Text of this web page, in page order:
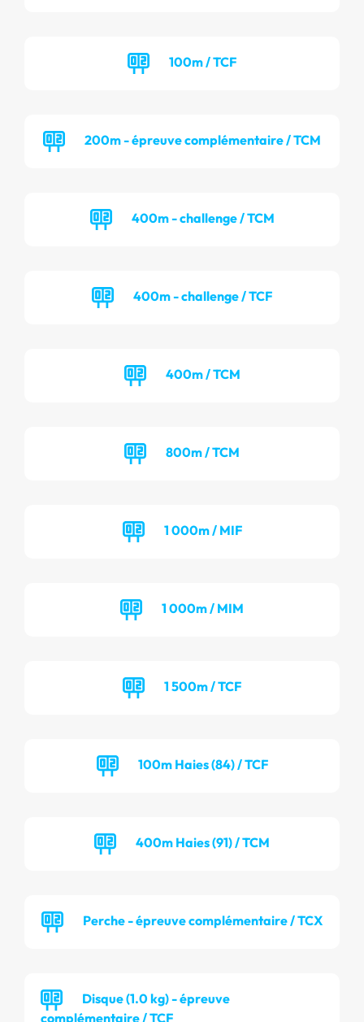
100m / TCF
200m - épreuve complémentaire / TCM
400m - challenge / TCM
400m - challenge / TCF
400m / TCM
800m / TCM
1 000m / MIF
1 000m / MIM
1 500m / TCF
100m Haies (84) / TCF
400m Haies (91) / TCM
Perche - épreuve complémentaire / TCX
Disque (1.0 kg) - épreuve
complémentaire / TCF